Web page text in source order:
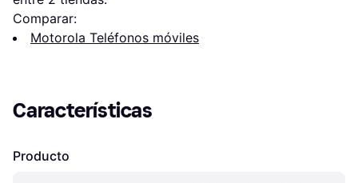
Comparar:
Motorola Teléfonos móviles
Características
Producto